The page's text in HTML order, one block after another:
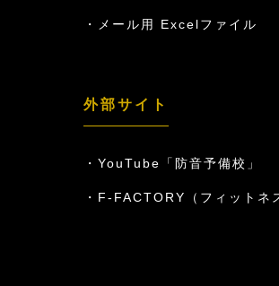
メール用 Excelファイル
外部サイト
YouTube「防音予備校」
F-FACTORY（フィットネ